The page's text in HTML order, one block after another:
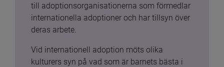
till adoptionsorganisationerna som förmedlar
internationella adoptioner och har tillsyn över
deras arbete.
Vid internationell adoption möts olika
kulturers syn på vad som är barnets bästa i